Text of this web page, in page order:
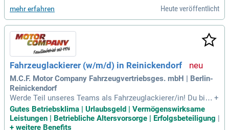
ement für lebenswerte Städte und nachhaltige Mobilität ist
grenzenlos. Wir bewegen die Welt und laden dich ein, mit un
s in Bewegung zu bleiben. Unsere modernen Busse sind unv
erzichtbar für die Wirtschaft: ohne sie gibt es keine Produkti
on, keine Warenverkäufe und keine Reisen. Werde Teil unser
er Vision und erlebe, wie wir Mobilität neu definieren und gle
ichzeitig Verantwortung übernehmen.
mehr erfahren Heute veröffentlicht
Fahrzeuglackierer (w/m/d) in Reinickendorf
M.C.F. Motor Company Fahrzeugvertriebsges. mbH | Berlin-
Reinickendorf
Werde Teil unseres Teams als Fahrzeuglackierer/in! Du bist
verantwortlich für das Auftragen und Schleifen von Lacken,
das Abkleben von Fahrzeugen sowie das präzise Anmische
n von Farben. Deine Fähigkeiten im Spot-Repair und bei Beil
+
Gutes Betriebsklima | Urlaubsgeld | Vermögenswirksame
Leistungen | Betriebliche Altersvorsorge | Erfolgsbeteiligung |
+ weitere Benefits